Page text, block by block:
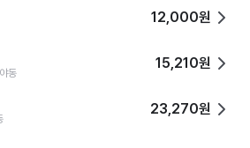
12,000원
동
15,210원
23,270원